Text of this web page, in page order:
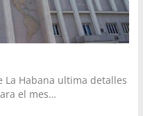
La Habana ultima detalles
el mes…